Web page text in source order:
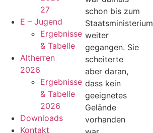
27
E – Jugend
Ergebnisse
& Tabelle
Altherren
2026
Ergebnisse
& Tabelle
2026
Downloads
Kontakt
schon bis zum
Staatsministerium
weiter
gegangen. Sie
scheiterte
aber daran,
dass kein
geeignetes
Gelände
vorhanden